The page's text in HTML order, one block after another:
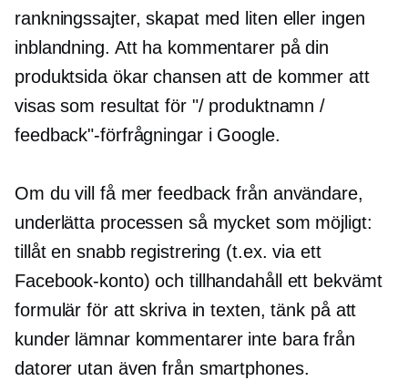
rankningssajter, skapat med liten eller ingen
inblandning. Att ha kommentarer på din
produktsida ökar chansen att de kommer att
visas som resultat för "/ produktnamn /
feedback"-förfrågningar i Google.
Om du vill få mer feedback från användare,
underlätta processen så mycket som möjligt: ​​
tillåt en snabb registrering (t.ex. via ett
Facebook-konto) och tillhandahåll ett bekvämt
formulär för att skriva in texten, tänk på att
kunder lämnar kommentarer inte bara från
datorer utan även från smartphones.